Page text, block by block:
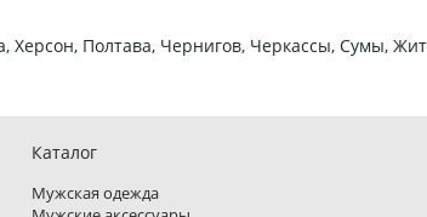
Полтава, Чернигов, Черкассы, Сумы,
Каталог
Мужская одежда